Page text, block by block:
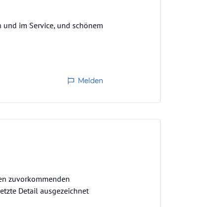
im Service, und schönem
Melden
zuvorkommenden
Detail ausgezeichnet